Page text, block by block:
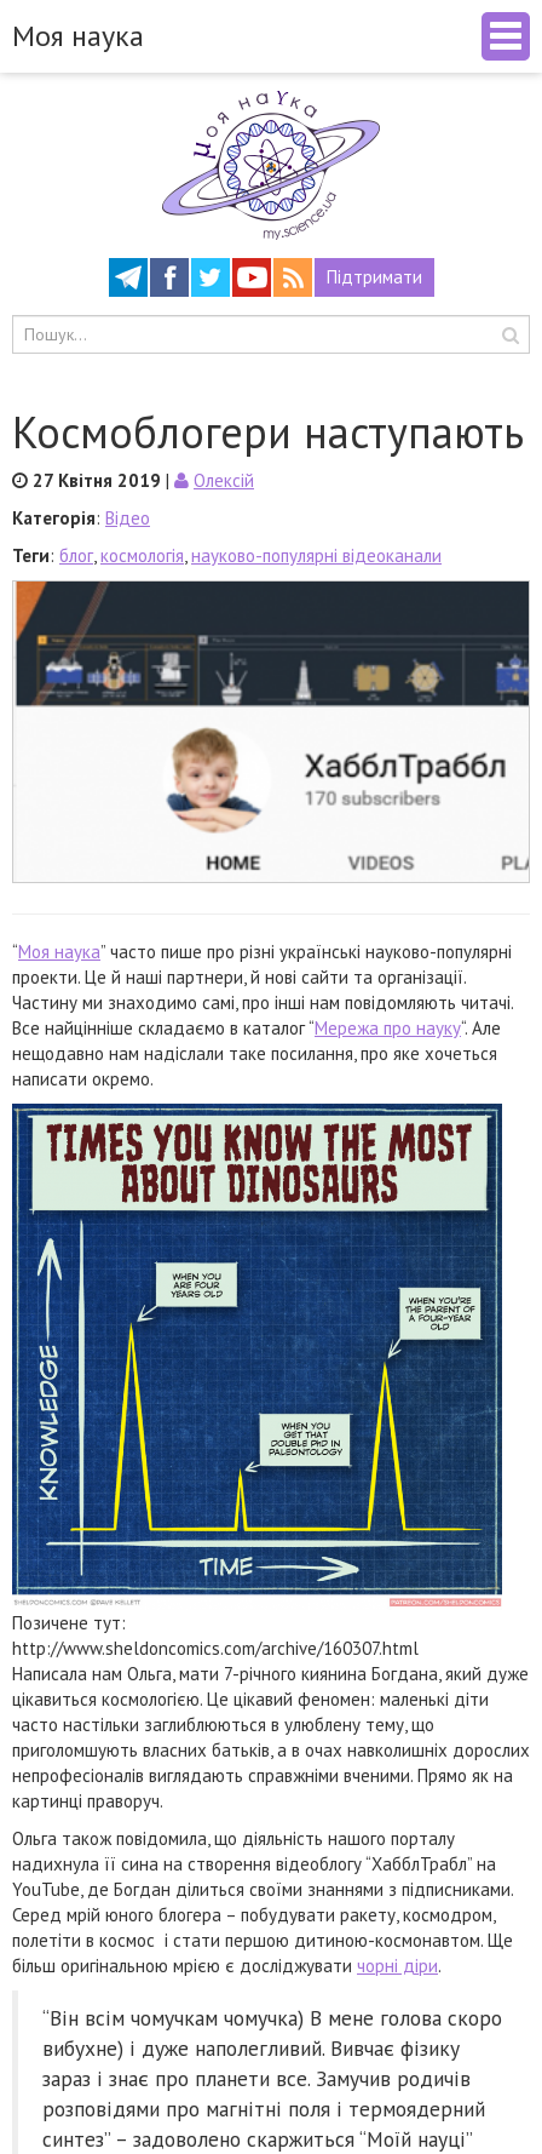
Підтримати
Моя наука
Космоблогери наступають
27 Квітня 2019 |
Олексій
Категорія: Відео
Теги: блог,космологія,науково-популярні відеоканали
“Моя наука” часто пише про різні українські науково-популярні
проекти. Це й наші партнери, й нові сайти та організації.
Частину ми знаходимо самі, про інші нам повідомляють читачі.
Все найцінніше складаємо в каталог “Мережа про науку“. Але
нещодавно нам надіслали таке посилання, про яке хочеться
написати окремо.
Позичене тут:
http://www.sheldoncomics.com/archive/160307.html
Написала нам Ольга, мати 7-річного киянина Богдана, який дуже
цікавиться космологією. Це цікавий феномен: маленькі діти
часто настільки заглиблюються в улюблену тему, що
приголомшують власних батьків, а в очах навколишніх дорослих
непрофесіоналів виглядають справжніми вченими. Прямо як на
картинці праворуч.
Ольга також повідомила, що діяльність нашого порталу
надихнула її сина на створення відеоблогу “ХабблТрабл” на
YouTube, де Богдан ділиться своїми знаннями з підписниками.
Серед мрій юного блогера – побудувати ракету, космодром,
полетіти в космос і стати першою дитиною-космонавтом. Ще
більш оригінальною мрією є досліджувати чорні діри.
“Він всім чомучкам чомучка) В мене голова скоро
вибухне) і дуже наполегливий. Вивчає фізику
зараз і знає про планети все. Замучив родичів
розповідями про магнітні поля і термоядерний
синтез” – задоволено скаржиться “Моїй науці”